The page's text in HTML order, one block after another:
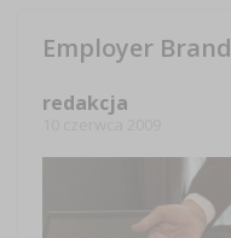
Employer
redakcja